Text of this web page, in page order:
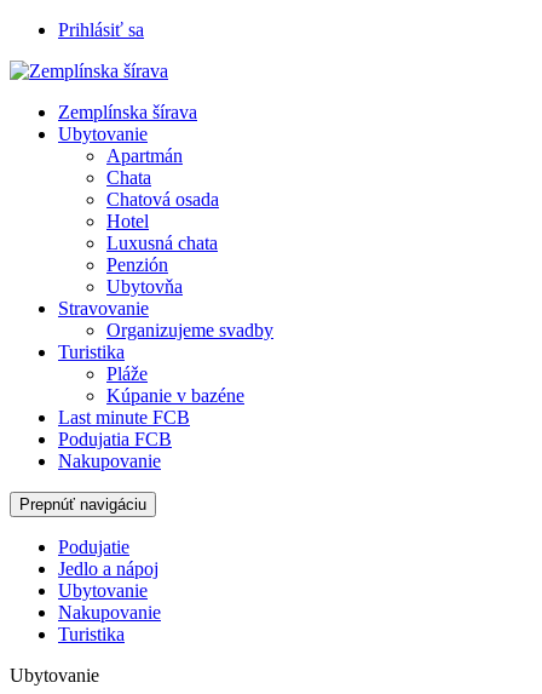
Prihlásiť sa
Zemplínska šírava
Ubytovanie
Apartmán
Chata
Chatová osada
Hotel
Luxusná chata
Penzión
Ubytovňa
Stravovanie
Organizujeme svadby
Turistika
Pláže
Kúpanie v bazéne
Last minute FCB
Podujatia FCB
Nakupovanie
Prepnúť navigáciu
Podujatie
Jedlo a nápoj
Ubytovanie
Nakupovanie
Turistika
Ubytovanie